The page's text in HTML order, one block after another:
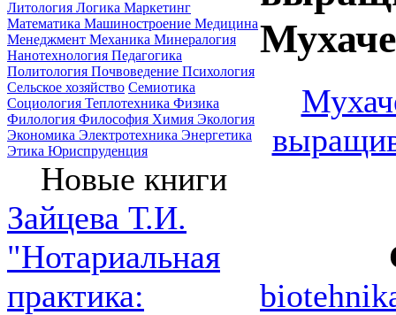
Литология Логика Маркетинг
Математика Машиностроение Медицина
Менеджмент Механика Минералогия
Нанотехнология Педагогика
Политология Почвоведение Психология
Сельское хозяйство Семиотика
Социология Теплотехника Физика
Филология Философия Химия Экология
Экономика Электротехника Энергетика
Этика Юриспруденция
Новые книги
Зайцева Т.И.
"Нотариальная
практика: